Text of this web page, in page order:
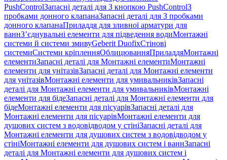
PushControlЗапасні деталі для З кнопкою PushControlЗ
пробками донного клапанаЗапасні деталі для З пробками
донного клапанаПриладдя для зливної арматури для
ваннЗ’єднувальні елементи для підведення водиМонтажні
системи й системи змивуGeberit DuofixСтінові
системиСистеми кріпленняОблицюванняПриладдяМонтажні
елементиЗапасні деталі для Монтажні елементиМонтажні
елементи для унітазівЗапасні деталі для Монтажні елементи
для унітазівМонтажні елементи для умивальниківЗапасні
деталі для Монтажні елементи для умивальниківМонтажні
елементи для бідеЗапасні деталі для Монтажні елементи для
бідеМонтажні елементи для пісуарівЗапасні деталі для
Монтажні елементи для пісуарівМонтажні елементи для
душових систем з водовідводом у стініЗапасні деталі для
Монтажні елементи для душових систем з водовідводом у
стініМонтажні елементи для душових систем і ваннЗапасні
деталі для Монтажні елементи для душових систем і